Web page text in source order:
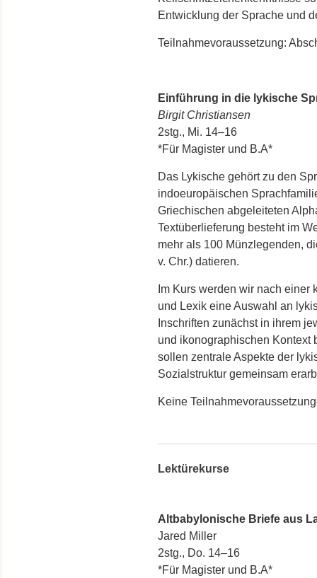
Entwicklung der Sprache und
Teilnahmevoraussetzung:
Einführung in die lykische
Birgit Christiansen
2stg., Mi. 14–16
*Für Magister und B.A*
Das Lykische gehört zu den
indoeuropäischen
Griechischen abgeleiteten
Textüberlieferung besteht im
mehr als 100 Münzlegenden,
v. Chr.) datieren.
Im Kurs werden wir nach einer
und Lexik eine Auswahl an
Inschriften zunächst in ihrem
und ikonographischen Kontext
sollen zentrale Aspekte der
Sozialstruktur gemeinsam
Keine
Lektürekurse
Altbabylonische Briefe aus
Jared Miller
2stg., Do. 14–16
*Für Magister und B.A*